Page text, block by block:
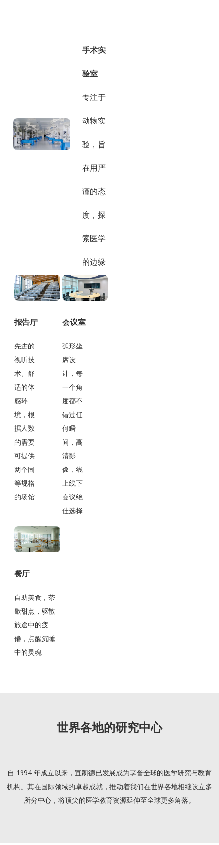
手术实
验室
专注于
动物实
验，旨
在用严
谨的态
度，探
索医学
的边缘
报告厅
先进的
视听技
术、舒
适的体
感环
境，根
据人数
的需要
可提供
两个同
等规格
的场馆
会议室
弧形坐
席设
计，每
一个角
度都不
错过任
何瞬
间，高
清影
像，线
上线下
会议绝
佳选择
餐厅
自助美食，茶
歇甜点，驱散
旅途中的疲
倦，点醒沉睡
中的灵魂
世界各地的研究中心
自 1994 年成立以来，宜凯德已发展成为享誉全球的医学研究与教育
机构。其在国际领域的卓越成就，推动着我们在世界各地相继设立多
所分中心，将顶尖的医学教育资源延伸至全球更多角落。